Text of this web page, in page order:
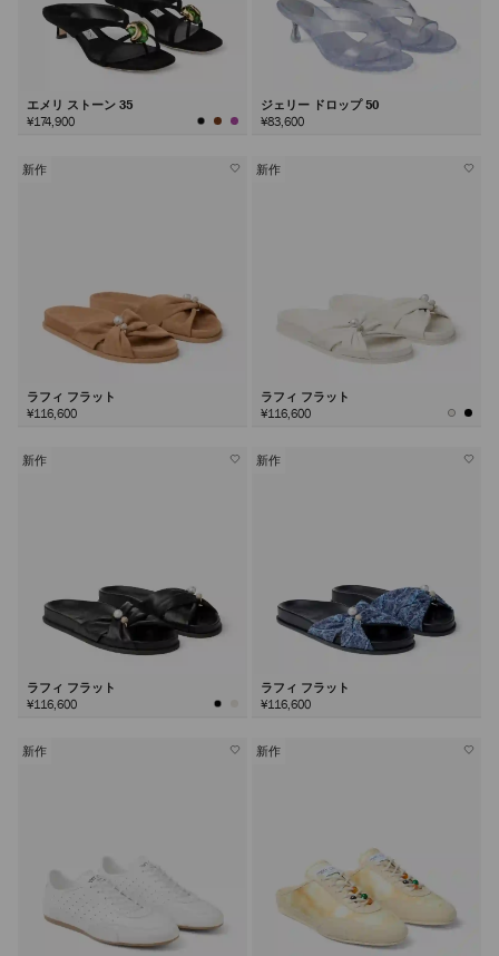
エメリ ストーン 35
¥174,900
ジェリー ドロップ 50
¥83,600
新作
ラフィ フラット
¥116,600
新作
ラフィ フラット
¥116,600
新作
ラフィ フラット
¥116,600
新作
ラフィ フラット
¥116,600
新作 新作